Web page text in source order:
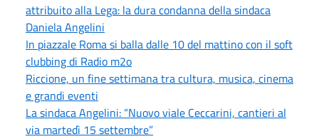
attribuito alla Lega: la dura condanna della sindaca
Daniela Angelini
In piazzale Roma si balla dalle 10 del mattino con il soft
clubbing di Radio m2o
Riccione, un fine settimana tra cultura, musica, cinema
e grandi eventi
La sindaca Angelini: “Nuovo viale Ceccarini, cantieri al
via martedì 15 settembre”